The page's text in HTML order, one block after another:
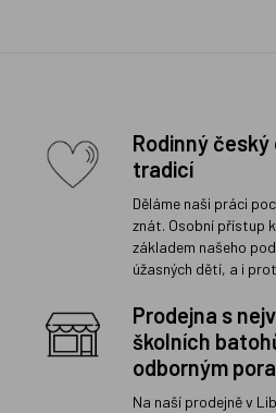
Rodinný
tradicí
Děláme naši práci
znát. Osobní přístup
základem našeho
úžasných dětí, a i
Prodejna s
školních
odborným
Na naší prodejně v